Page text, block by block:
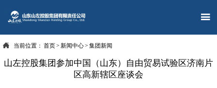

 当前位置： 首页> 新闻中心> 集团新闻
山左控股集团参加中国（山东）自由贸易试验区济南片
区高新辖区座谈会